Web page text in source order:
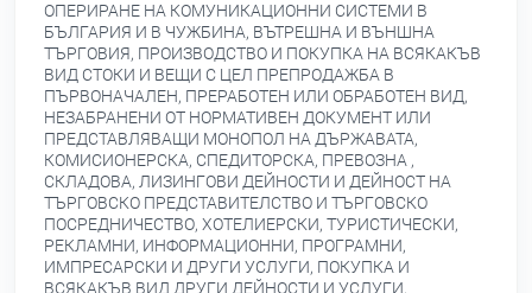
ОПЕРИРАНЕ НА КОМУНИКАЦИОННИ СИСТЕМИ В
БЪЛГАРИЯ И В ЧУЖБИНА, ВЪТРЕШНА И ВЪНШНА
ТЪРГОВИЯ, ПРОИЗВОДСТВО И ПОКУПКА НА ВСЯКАКЪВ
ВИД СТОКИ И ВЕЩИ С ЦЕЛ ПРЕПРОДАЖБА В
ПЪРВОНАЧАЛЕН, ПРЕРАБОТЕН ИЛИ ОБРАБОТЕН ВИД,
НЕЗАБРАНЕНИ ОТ НОРМАТИВЕН ДОКУМЕНТ ИЛИ
ПРЕДСТАВЛЯВАЩИ МОНОПОЛ НА ДЪРЖАВАТА,
КОМИСИОНЕРСКА, СПЕДИТОРСКА, ПРЕВОЗНА ,
СКЛАДОВА, ЛИЗИНГОВИ ДЕЙНОСТИ И ДЕЙНОСТ НА
ТЪРГОВСКО ПРЕДСТАВИТЕЛСТВО И ТЪРГОВСКО
ПОСРЕДНИЧЕСТВО, ХОТЕЛИЕРСКИ, ТУРИСТИЧЕСКИ,
РЕКЛАМНИ, ИНФОРМАЦИОННИ, ПРОГРАМНИ,
ИМПРЕСАРСКИ И ДРУГИ УСЛУГИ, ПОКУПКА И
ВСЯКАКЪВ ВИД ДРУГИ ДЕЙНОСТИ И УСЛУГИ,